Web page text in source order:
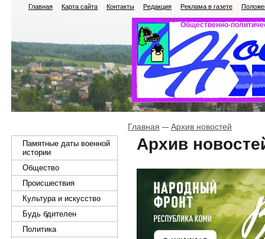
Главная Карта сайта Контакты Редакция Реклама в газете
Общественно-
Памятные даты военной
истории
Общество
Происшествия
Культура и искусство
Будь бдителен
Политика
Главная Архив новостей
Архив